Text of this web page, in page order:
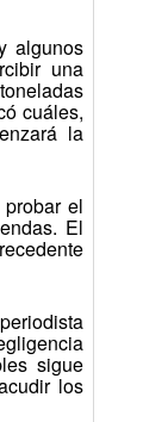
algunos
una
cuáles,
la
el
El
sigue
los